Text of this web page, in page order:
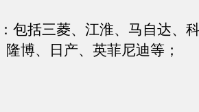
括三菱、江淮、马自达、
博、日产、英菲尼迪等；